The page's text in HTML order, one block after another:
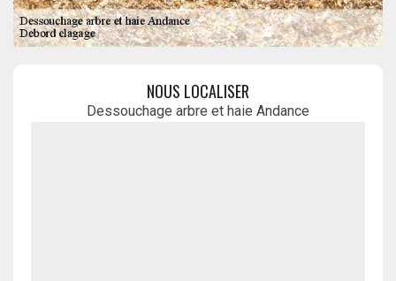
NOUS LOCALISER
Dessouchage arbre et haie Andance